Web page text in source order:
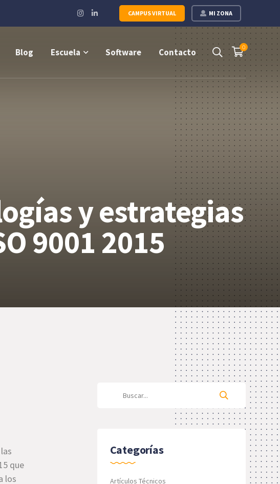
MI ZONA
CAMPUS VIRTUAL
Instagram
Profile
LinkedIn
Profile
0
Blog Escuela Software Contacto
y estrategias
9001 2015
que
los
Categorías
Artículos Técnicos